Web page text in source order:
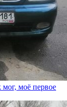
мог, моё первое